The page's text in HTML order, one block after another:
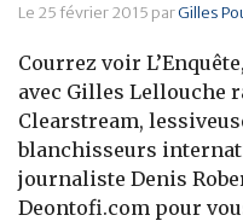
Immobilier
Banque
Le 25 février 2015 parGilles
Courrez voir
avec Gilles Lellouche
Clearstream,
blanchisseurs
journaliste Denis
Deontofi.com pour